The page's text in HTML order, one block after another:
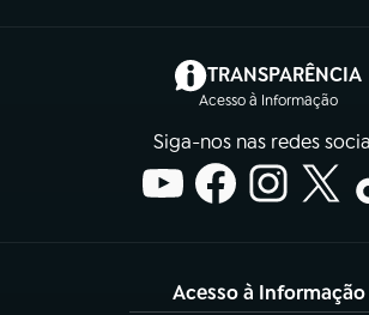
TRANSPARÊNCIA
Acesso à Informação
(abre em
Siga-nos nas redes
Acesso à Informação